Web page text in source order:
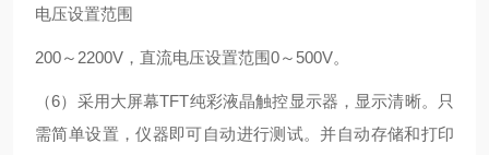
电压设置范围
200～2200V，直流电压设置范围0～500V。
（6）采用大屏幕TFT纯彩液晶触控显示器，显示清晰。只
需简单设置，仪器即可自动进行测试。并自动存储和打印